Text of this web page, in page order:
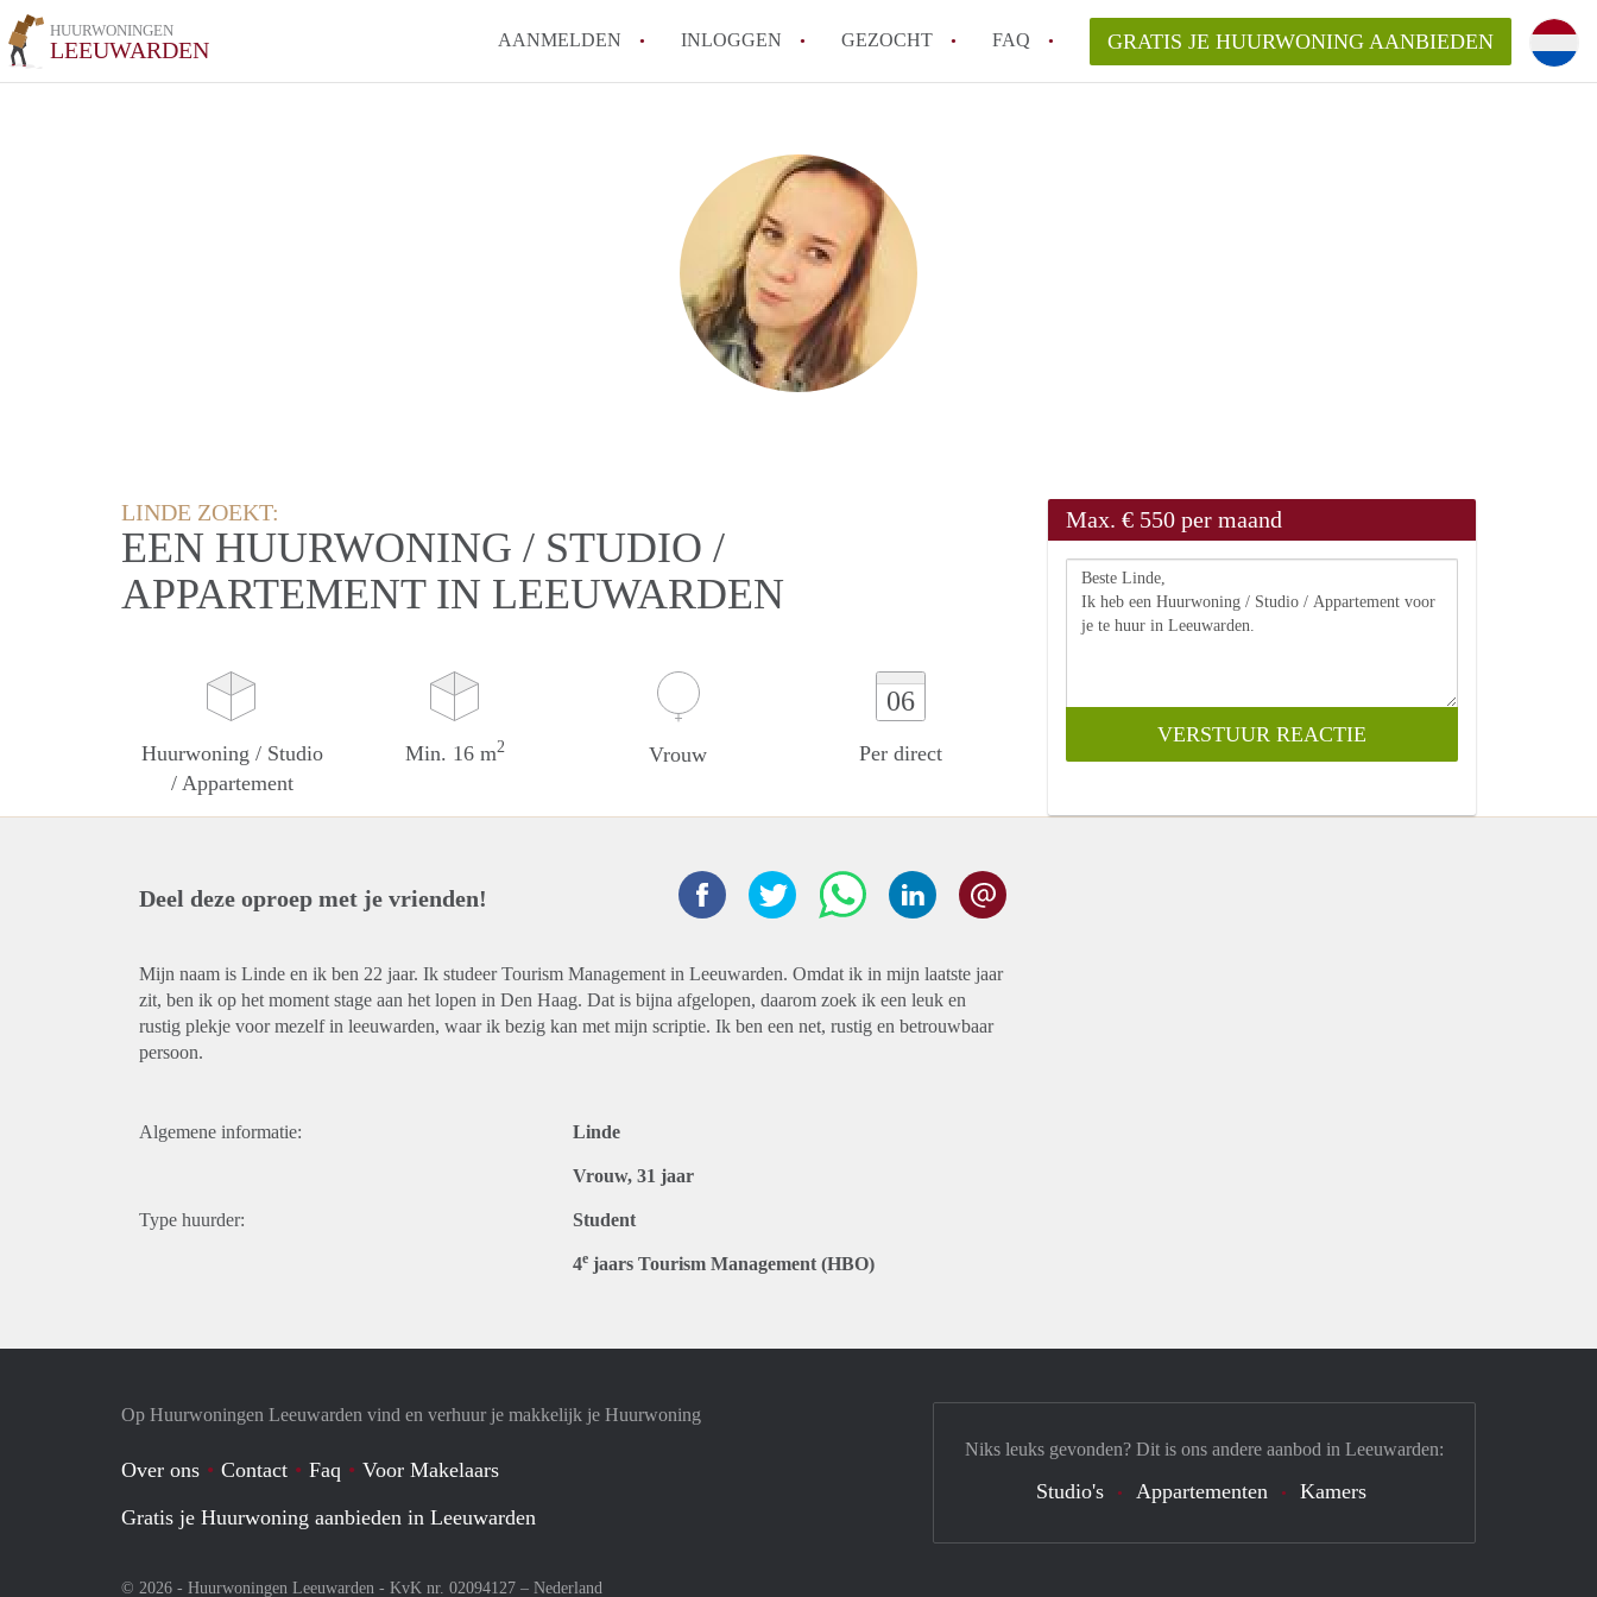
HUURWONINGEN
LEEUWARDEN AANMELDEN INLOGGEN GEZOCHT FAQ
How to translate HuurwoningLeeuwarden!
Wat is HuurwoningenLeeuwarden?
Wat is de privacyverklaring van HuurwoningenLeeuwarden?
Berekent HuurwoningenLeeuwarden
makelaarsvergoeding/bemiddelingsvergoeding?
Is HuurwoningenLeeuwarden verantwoordelijk voor de aangeboden
Huurwoning / Huurwoningen in Leeuwarden?
Alle veelgestelde vragen
GRATIS JE HUURWONING AANBIEDEN
LINDE ZOEKT:
EEN HUURWONING / STUDIO /
APPARTEMENT IN LEEUWARDEN
Huurwoning / Studio
/ Appartement
Min. 16 m2 Vrouw
06
Per direct
Max. € 550 per maand
Deel deze oproep met je vrienden!
Mijn naam is Linde en ik ben 22 jaar. Ik studeer Tourism Management in Leeuwarden. Omdat ik in mijn laatste jaar
zit, ben ik op het moment stage aan het lopen in Den Haag. Dat is bijna afgelopen, daarom zoek ik een leuk en
rustig plekje voor mezelf in leeuwarden, waar ik bezig kan met mijn scriptie. Ik ben een net, rustig en betrouwbaar
persoon.
Algemene informatie: Linde
Vrouw, 31 jaar
Type huurder: Student
4e jaars Tourism Management (HBO)
Op Huurwoningen Leeuwarden vind en verhuur je makkelijk je Huurwoning
Over ons Contact Faq
Voor Makelaars
Gratis je Huurwoning aanbieden in Leeuwarden
© 2026 - Huurwoningen Leeuwarden - KvK nr. 02094127 – Nederland
Niks leuks gevonden? Dit is ons andere aanbod in Leeuwarden:
Studio's Appartementen Kamers